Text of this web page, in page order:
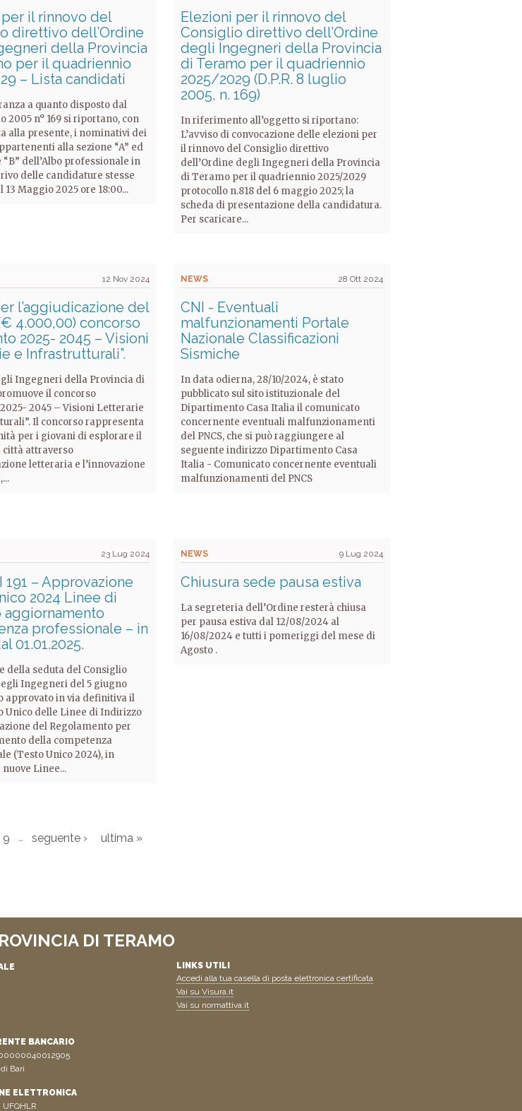
il rinnovo del
direttivo dell’Ordine
della Provincia
per il quadriennio
– Lista candidati
a quanto disposto dal
2005 n° 169 si riportano, con
alla presente, i nominativi dei
alla sezione “A” ed
“B” dell’Albo professionale in
delle candidature stesse
13 Maggio 2025 ore 18:00...
Elezioni per il rinnovo del
Consiglio direttivo dell’Ordine
degli Ingegneri della Provincia
di Teramo per il quadriennio
2025/2029 (D.P.R. 8 luglio
2005, n. 169)
In riferimento all’oggetto si riportano:
L’avviso di convocazione delle elezioni per
il rinnovo del Consiglio direttivo
dell’Ordine degli Ingegneri della Provincia
di Teramo per il quadriennio 2025/2029
protocollo n.818 del 6 maggio 2025; la
scheda di presentazione della candidatura.
Per scaricare...
12 Nov 2024
l’aggiudicazione del
4.000,00) concorso
2025- 2045 – Visioni
e Infrastrutturali”.
Ingegneri della Provincia di
il concorso
2045 – Visioni Letterarie
Il concorso rappresenta
per i giovani di esplorare il
attraverso
letteraria e l’innovazione
NEWS 28 Ott 2024
CNI - Eventuali
malfunzionamenti Portale
Nazionale Classificazioni
Sismiche
In data odierna, 28/10/2024, è stato
pubblicato sul sito istituzionale del
Dipartimento Casa Italia il comunicato
concernente eventuali malfunzionamenti
del PNCS, che si può raggiungere al
seguente indirizzo Dipartimento Casa
Italia - Comunicato concernente eventuali
malfunzionamenti del PNCS
23 Lug 2024
191 – Approvazione
2024 Linee di
aggiornamento
professionale – in
01.01.2025.
della seduta del Consiglio
Ingegneri del 5 giugno
approvato in via definitiva il
Unico delle Linee di Indirizzo
del Regolamento per
della competenza
(Testo Unico 2024), in
Linee...
NEWS 9 Lug 2024
Chiusura sede pausa estiva
La segreteria dell’Ordine resterà chiusa
per pausa estiva dal 12/08/2024 al
16/08/2024 e tutti i pomeriggi del mese di
Agosto .
9 … seguente › ultima »
DI TERAMO
BANCARIO
Bari
ELETTRONICA
LINKS UTILI
Accedi alla tua casella di posta elettronica certificata
Vai su Visura.it
Vai su normattiva.it